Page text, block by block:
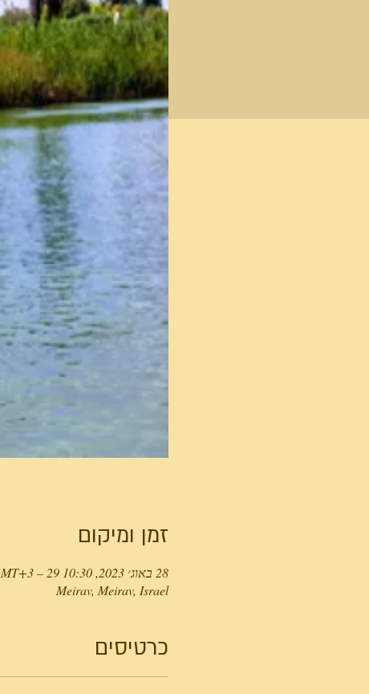
זמן ומיקום
28 באוג׳ 2023, 10:30 GMT‎+3‎ – 29 באוג׳ 2023, 10:30 GMT‎+3‎
Meirav, Meirav, Israel
כרטיסים